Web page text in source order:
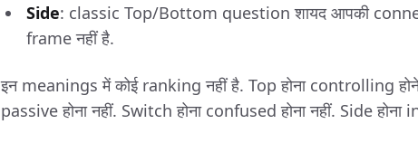
Side: classic Top/Bottom question शायद आपकी
frame नहीं है.
इन meanings में कोई ranking नहीं है. Top होना controlling
passive होना नहीं. Switch होना confused होना नहीं. Side